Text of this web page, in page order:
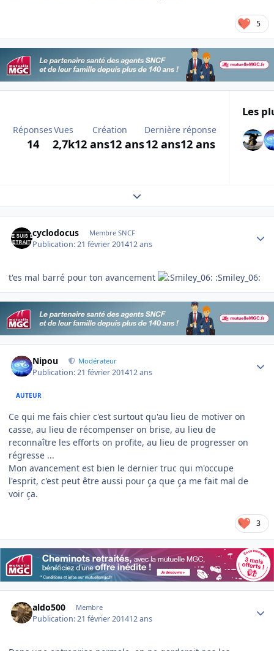
5
Réponses
14
Vues
2,7k
Création
12 ans12 ans
Dernière réponse
12 ans12 ans
Les
Expand topic overview
cyclodocus Membre SNCF
Publication:21 février 201412 ans
t'es mal barré pour ton avancement :Smiley_06:
Nipou Modérateur
Publication:21 février 201412 ans
AUTEUR
Ce qui me fais chier c'est surtout qu'au lieu de motiver on
casse, au lieu de récompenser on brise, au lieu de
reconnaître les efforts on profite, au lieu de progresser on
régresse ...
Mon avancement est bien le dernier truc qui m'occupe
l'esprit, c'est peut être aussi pour ça que ça me fait mal de
voir ça.
3
aldo500 Membre
Publication:21 février 201412 ans